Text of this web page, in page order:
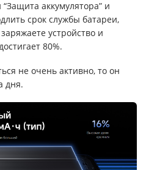
аккумулятора” и
срок службы батареи,
устройство и
80%.
не очень активно, то он
дня.